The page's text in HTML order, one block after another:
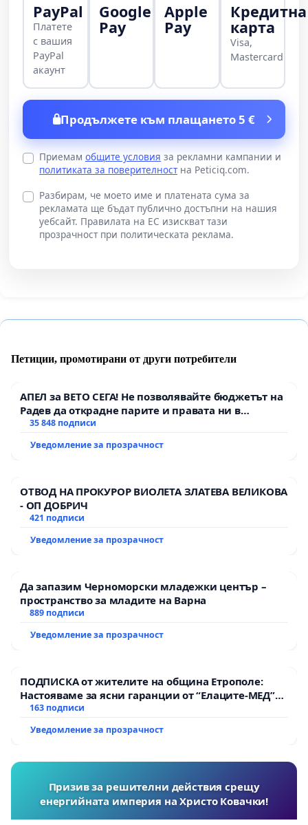
PayPal
Платете
с вашия
PayPal
акаунт
Google
Pay
Apple
Pay
Кредитна
карта
Visa,
Mastercard
Продължете към плащането 5 €
Приемам общите условия за рекламни кампании и
политиката за поверителностна Peticiq.com.
Разбирам, че моето име и платената сума за
рекламата ще бъдат публично достъпни на нашия
уебсайт. Правилата на ЕС изискват тази
прозрачност при политическата реклама.
Петиции, промотирани от други потребители
АПЕЛ за ВЕТО СЕГА! Не позволявайте бюджетът на
Радев да открадне парите и правата ни в
тъмното
35 848 подписи
Уведомление за прозрачност
ОТВОД НА ПРОКУРОР ВИОЛЕТА ЗЛАТЕВА ВЕЛИКОВА
- ОП ДОБРИЧ
421 подписи
Уведомление за прозрачност
Да запазим Черноморски младежки център –
пространство за младите на Варна
889 подписи
Уведомление за прозрачност
ПОДПИСКА от жителите на община Етрополе:
Настояваме за ясни гаранции от “Елаците-МЕД”
АД и от държавата, че ще се изпълнят всички
163 подписи
Уведомление за прозрачност
Призив за решителни действия срещу
енергийната империя на Христо Ковачки!